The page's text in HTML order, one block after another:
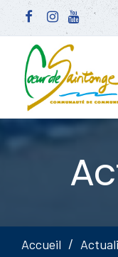
Accueil